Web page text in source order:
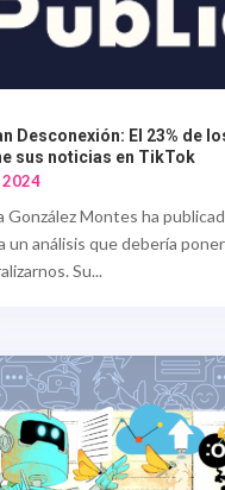
Desconexión: El 23% de
sus noticias en TikTok
2024
González Montes ha
un análisis que debería
Su...